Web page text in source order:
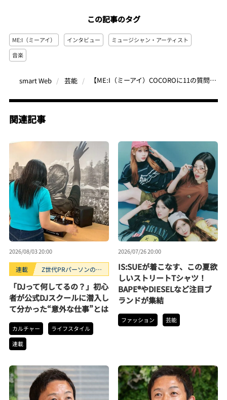
この記事のタグ
ME:I（ミーアイ） インタビュー
ミュージシャン・アーティスト
音楽
smart Web 芸能 【ME:I（ミーアイ）COCOROに11の質問】ポップコーンLLサイズ＆コーラで映画を満喫!?癒し系お姉さんのギャップが愛おしい♡
関連記事
2026/08/03 20:00
連載
Z世代PRパーソンのキ
「DJって何してるの？」初心
者が公式DJスクールに潜入し
て分かった“意外な仕事”とは
カルチャー
ライフスタイル
連載
2026/07/26 20:00
IS:SUEが着こなす、この夏欲
しいストリートTシャツ！
BAPE®やDIESELなど注目ブ
ランドが集結
ファッション 芸能